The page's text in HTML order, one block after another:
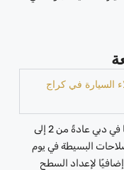
السيارة في كراج
يستغرق متجر طلاء فولكس فاجن الخاص بنا في دبي عادةً من 2 إلى
البسيطة في يوم
لإعداد السطح